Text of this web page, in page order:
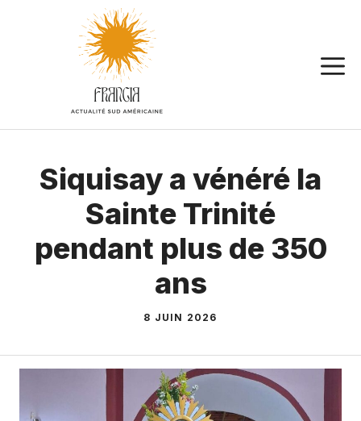
Siquisay a vénéré la
Sainte Trinité
pendant plus de 350
ans
8 JUIN 2026